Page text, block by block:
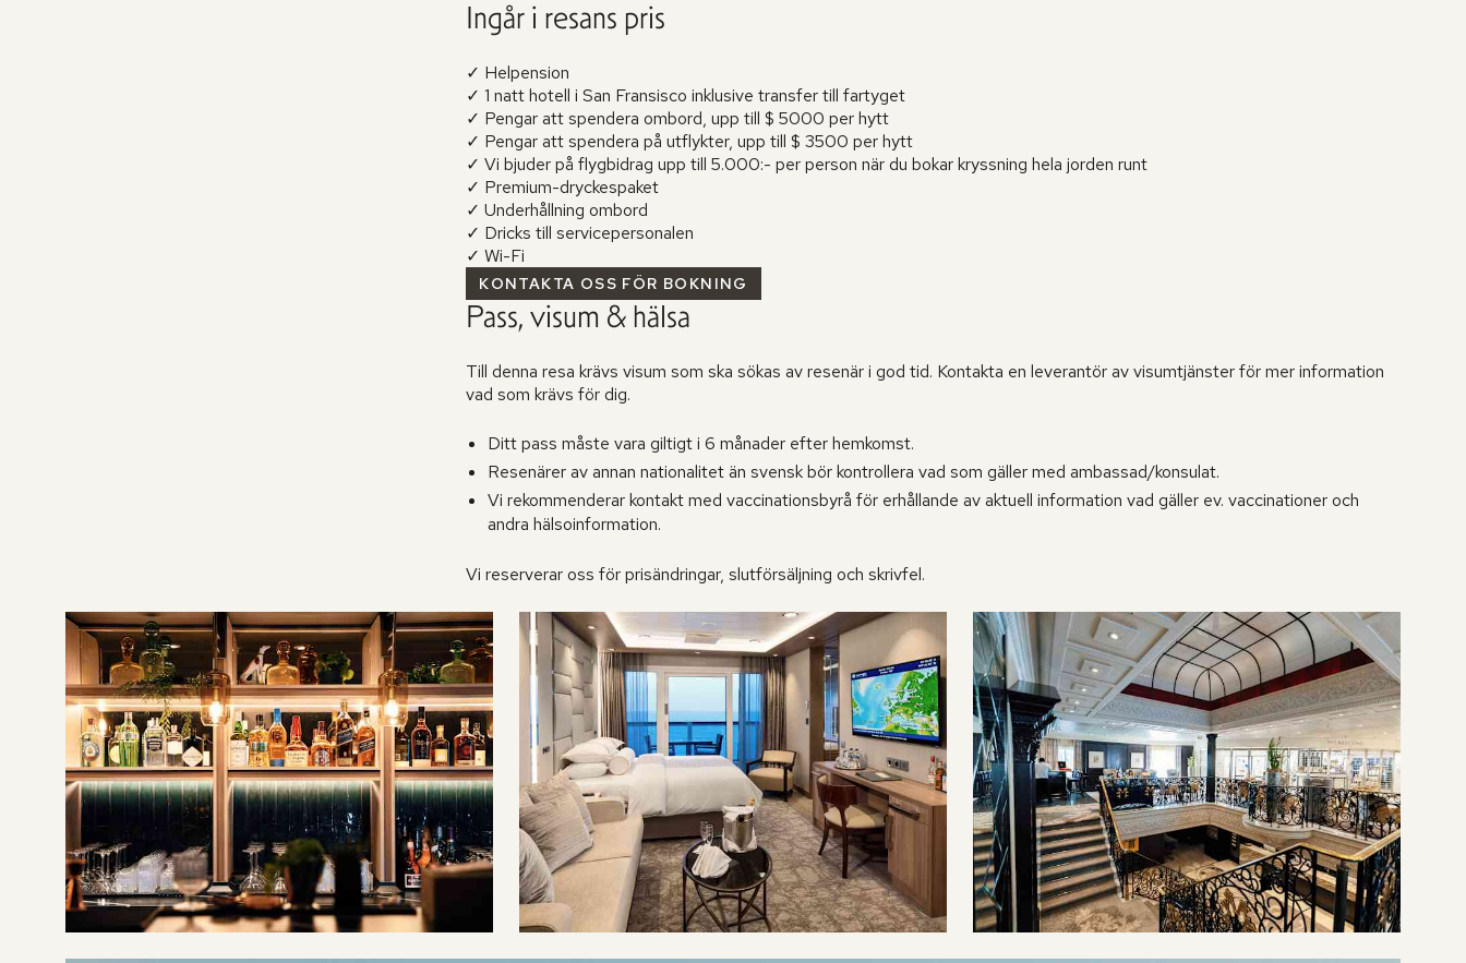
Ingår i resans pris
✓ Helpension
✓ 1 natt hotell i San Fransisco inklusive transfer till fartyget
✓ Pengar att spendera ombord, upp till $ 5000 per hytt
✓ Pengar att spendera på utflykter, upp till $ 3500 per hytt
✓ Vi bjuder på flygbidrag upp till 5.000:- per person när du bokar kryssning hela jorden runt
✓ Premium-dryckespaket
✓ Underhållning ombord
✓ Dricks till servicepersonalen
✓ Wi-Fi
KONTAKTA OSS FÖR BOKNING
Pass, visum & hälsa
Till denna resa krävs visum som ska sökas av resenär i god tid. Kontakta en leverantör av visumtjänster för mer information
vad som krävs för dig.
Ditt pass måste vara giltigt i 6 månader efter hemkomst.
Resenärer av annan nationalitet än svensk bör kontrollera vad som gäller med ambassad/konsulat.
Vi rekommenderar kontakt med vaccinationsbyrå för erhållande av aktuell information vad gäller ev. vaccinationer och
andra hälsoinformation.
Vi reserverar oss för prisändringar, slutförsäljning och skrivfel.